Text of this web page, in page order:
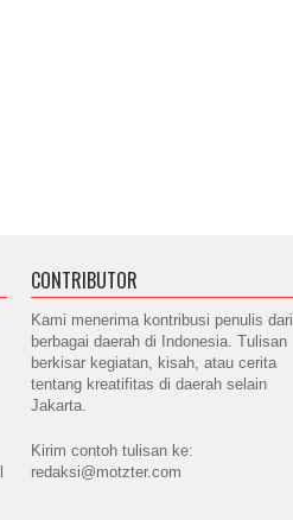
CONTRIBUTOR
Kami menerima kontribusi penulis dari
berbagai daerah di Indonesia. Tulisan
berkisar kegiatan, kisah, atau cerita
tentang kreatifitas di daerah selain
Jakarta.
Kirim contoh tulisan ke:
redaksi@motzter.com